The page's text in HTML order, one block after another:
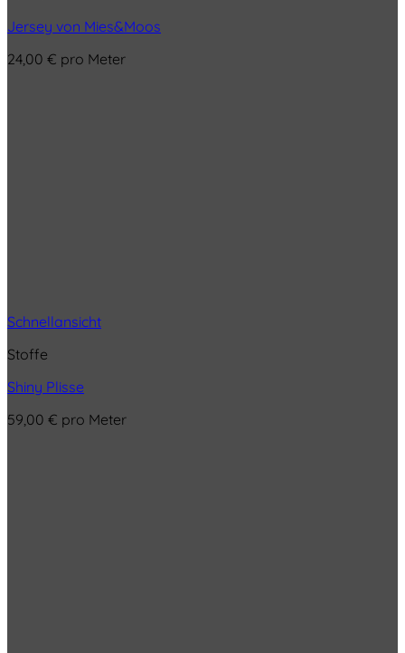
Jersey von Mies&Moos
24,00 € pro Meter
Schnellansicht
Stoffe
Shiny Plisse
59,00 € pro Meter